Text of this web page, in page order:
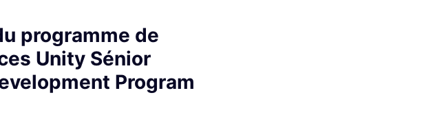
programme de
Unity Sénior
Program